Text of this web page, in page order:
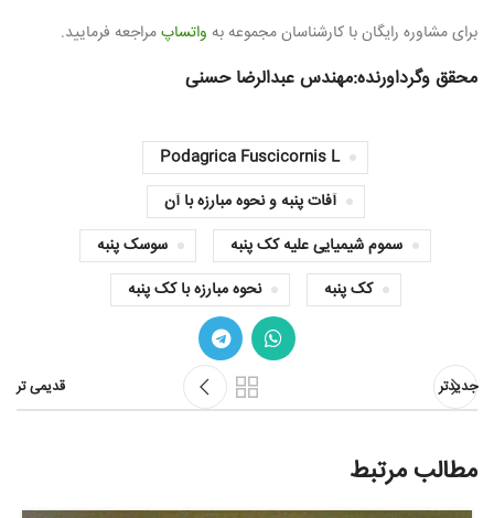
برای مشاوره رایگان با کارشناسان مجموعه به واتساپمراجعه فرمایید.
محقق وگرداورنده:مهندس عبدالرضا حسنی
Podagrica Fuscicornis L
آفات پنبه و نحوه مبارزه با آن
سموم شیمیایی علیه کک پنبه
سوسک پنبه
کک پنبه
نحوه مبارزه با کک پنبه
جدیدتر قدیمی تر
مطالب مرتبط